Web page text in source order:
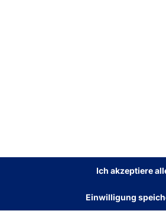
Ich akzeptiere
Einwilligung